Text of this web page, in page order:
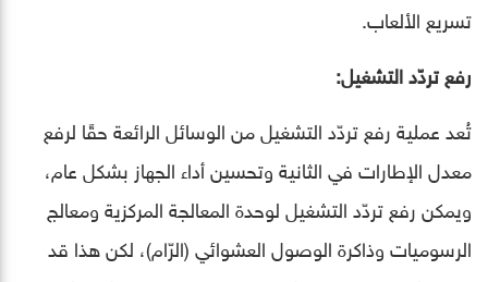
تسريع الألعاب.
رفع تردّد التشغيل:
تُعد عملية رفع تردّد التشغيل من الوسائل الرائعة حقًا لرفع
معدل الإطارات في الثانية وتحسين أداء الجهاز بشكل عام،
ويمكن رفع تردّد التشغيل لوحدة المعالجة المركزية ومعالج
الرسوميات وذاكرة الوصول العشوائي (الرّام)، لكن هذا قد